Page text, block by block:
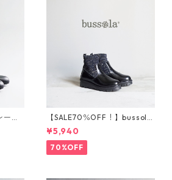
ン
【SALE70％OFF！】bussola
ブソラ ラメショートブー
ツ 925520
¥5,940
70%OFF